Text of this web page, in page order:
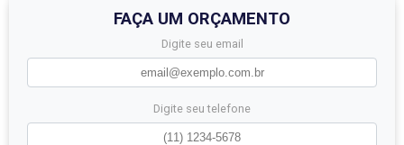
FAÇA UM ORÇAMENTO
Digite seu email
Digite seu telefone